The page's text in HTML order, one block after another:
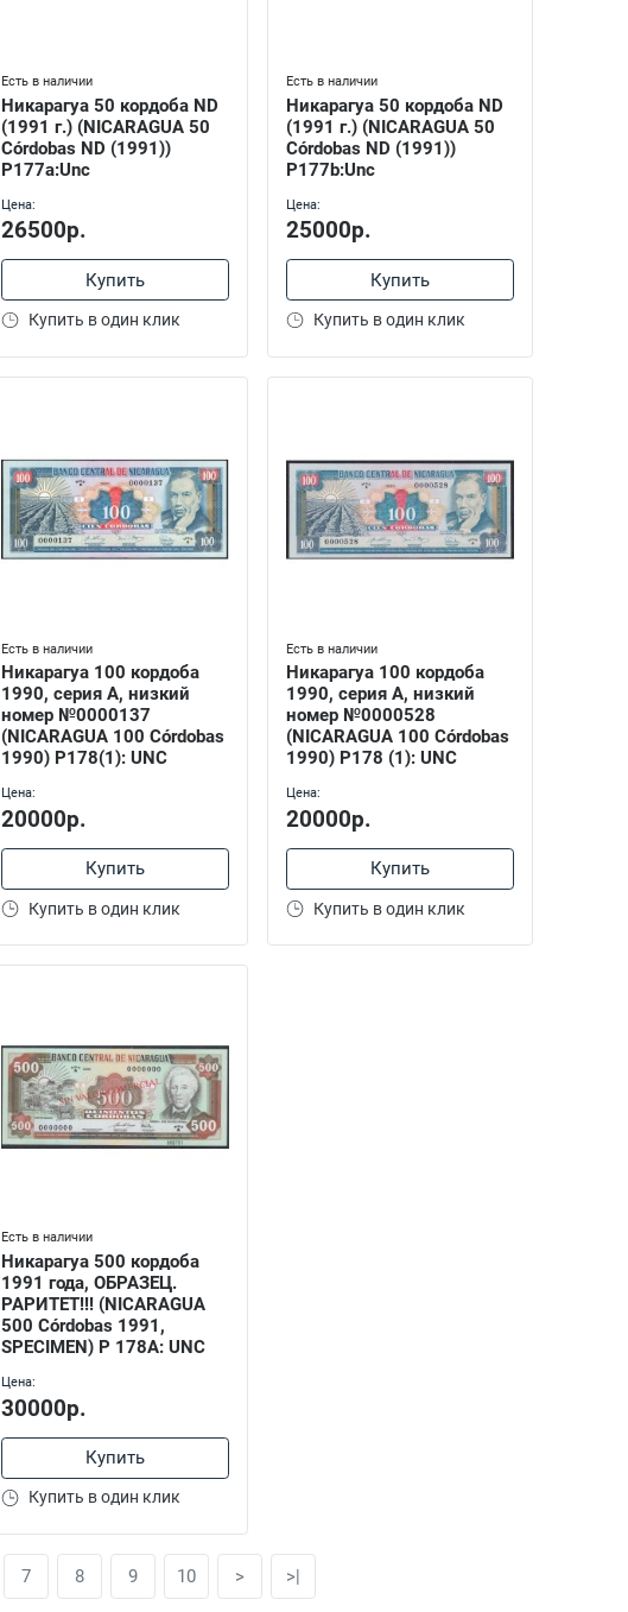
Есть в наличии
Никарагуа 50 кордоба ND
(1991 г.) (NICARAGUA 50
Córdobas ND (1991))
P177a:Unc
Цена:
26500р.
Купить
Купить в один клик
Есть в наличии
Никарагуа 50 кордоба ND
(1991 г.) (NICARAGUA 50
Córdobas ND (1991))
P177b:Unc
Цена:
25000р.
Купить
Купить в один клик
Есть в наличии
Никарагуа 100 кордоба
1990, серия А, низкий
номер №0000137
(NICARAGUA 100 Córdobas
1990) P178(1): UNC
Цена:
20000р.
Купить
Купить в один клик
Есть в наличии
Никарагуа 100 кордоба
1990, серия А, низкий
номер №0000528
(NICARAGUA 100 Córdobas
1990) P178 (1): UNC
Цена:
20000р.
Купить
Купить в один клик
Есть в наличии
Никарагуа 500 кордоба
1991 года, ОБРАЗЕЦ.
РАРИТЕТ!!! (NICARAGUA
500 Córdobas 1991,
SPECIMEN) P 178A: UNC
Цена:
30000р.
Купить
Купить в один клик
7 8 9 10 > >|